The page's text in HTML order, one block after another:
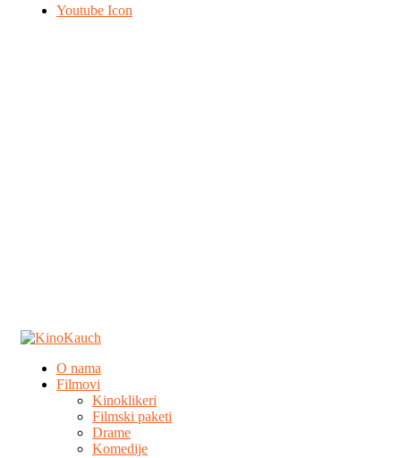
Youtube Icon
O nama
Filmovi
Kinoklikeri
Filmski paketi
Drame
Komedije